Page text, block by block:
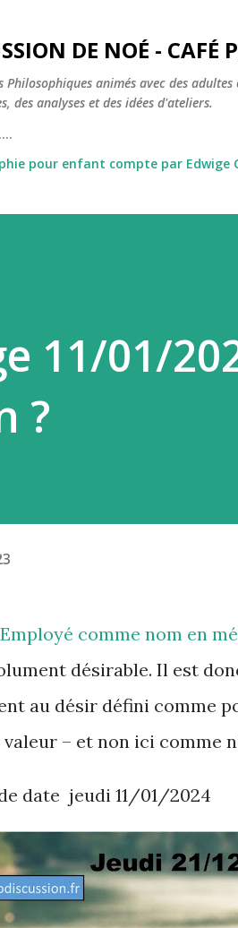
DE NOÉ -
Philosophiques animés avec des
des analyses et des idées d'ateliers.
pour enfant compte par Edwige
11/01/
?
comme nom en
désirable. Il est
au désir défini comme
– et non ici comme
date jeudi 11/01/2024